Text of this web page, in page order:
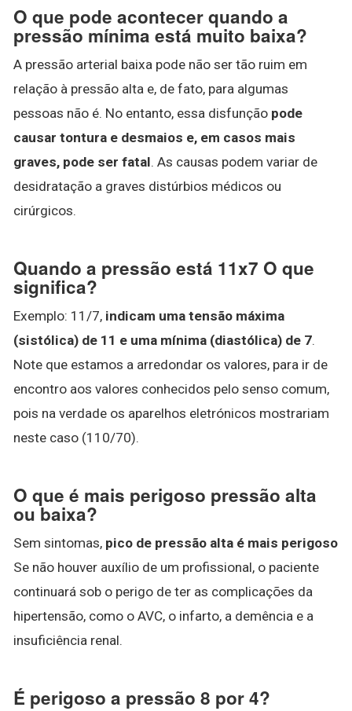
O que pode acontecer quando a
pressão mínima está muito baixa?
A pressão arterial baixa pode não ser tão ruim em
relação à pressão alta e, de fato, para algumas
pessoas não é. No entanto, essa disfunção pode
causar tontura e desmaios e, em casos mais
graves, pode ser fatal. As causas podem variar de
desidratação a graves distúrbios médicos ou
cirúrgicos.
Quando a pressão está 11x7 O que
significa?
Exemplo: 11/7, indicam uma tensão máxima
(sistólica) de 11 e uma mínima (diastólica) de 7.
Note que estamos a arredondar os valores, para ir de
encontro aos valores conhecidos pelo senso comum,
pois na verdade os aparelhos eletrónicos mostrariam
neste caso (110/70).
O que é mais perigoso pressão alta
ou baixa?
Sem sintomas, pico de pressão alta é mais perigoso
Se não houver auxílio de um profissional, o paciente
continuará sob o perigo de ter as complicações da
hipertensão, como o AVC, o infarto, a demência e a
insuficiência renal.
É perigoso a pressão 8 por 4?